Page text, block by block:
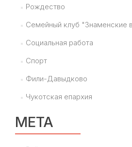
Рождество
Семейный клуб "Знаменские
Социальная работа
Спорт
Фили-Давыдково
Чукотская епархия
МЕТА